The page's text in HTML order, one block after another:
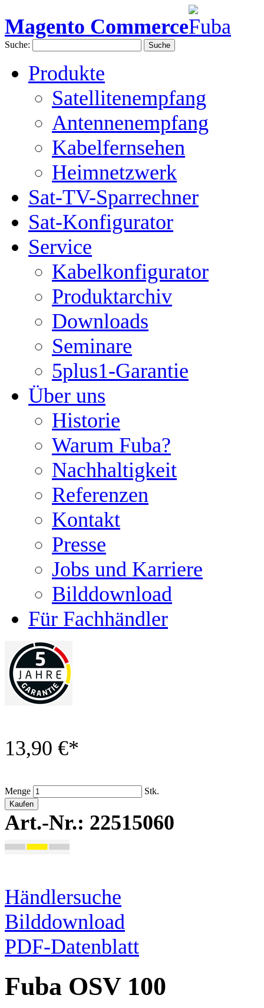
Magento Commerce
Suche: Suche
Produkte
Satellitenempfang
Antennenempfang
Kabelfernsehen
Heimnetzwerk
Sat-TV-Sparrechner
Sat-Konfigurator
Service
Kabelkonfigurator
Produktarchiv
Downloads
Seminare
5plus1-Garantie
Über uns
Historie
Warum Fuba?
Nachhaltigkeit
Referenzen
Kontakt
Presse
Jobs und Karriere
Bilddownload
Für Fachhändler
13,90 €*
Menge Stk.
Kaufen
Art.-Nr.: 22515060
Händlersuche
Bilddownload
PDF-Datenblatt
Fuba OSV 100